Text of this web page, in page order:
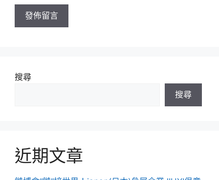
址
搜尋
搜尋
近期文章